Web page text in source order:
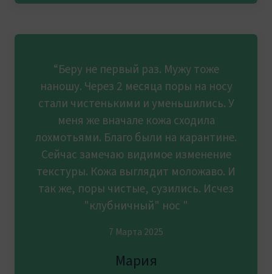
“Беру не первый раз. Мужу тоже
наношу. Через 2 месяца поры на носу
стали чистенькими и уменьшились. У
меня же вначале кожа сходила
лохмотьями. Благо были на карантине.
Сейчас замечаю видимое изменение
текстуры. Кожа выглядит моложаво. И
так же, поры чистые, сузились. Исчез
"клубничный" нос "
7 Марта 2025
Мария